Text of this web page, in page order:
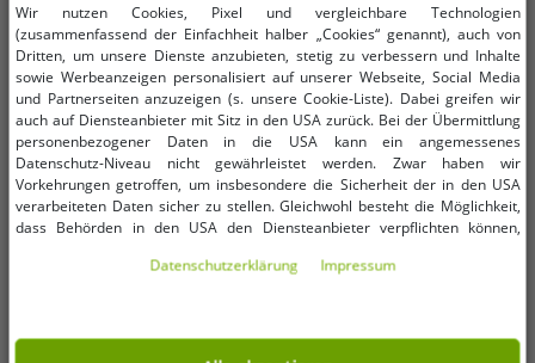
Verfügbare Größen
36/38
stylischer Strick-Rock 970081
Verfügbare Größen
Echtleder-Imitat mit Kellerfalten
Wir nutzen Cookies, Pixel und vergleichbare Technologien
(zusammenfassend der Einfachheit halber „Cookies“ genannt), auch von
Dritten, um unsere Dienste anzubieten, stetig zu verbessern und Inhalte
sowie Werbeanzeigen personalisiert auf unserer Webseite, Social Media
und Partnerseiten anzuzeigen (s. unsere Cookie-Liste). Dabei greifen wir
auch auf Diensteanbieter mit Sitz in den USA zurück. Bei der Übermittlung
personenbezogener Daten in die USA kann ein angemessenes
Datenschutz-Niveau nicht gewährleistet werden. Zwar haben wir
Vorkehrungen getroffen, um insbesondere die Sicherheit der in den USA
verarbeiteten Daten sicher zu stellen. Gleichwohl besteht die Möglichkeit,
dass Behörden in den USA den Diensteanbieter verpflichten können,
im Einzelfall auf Basis entsprechender US-Gesetzgebung, ein wirksamer
Zugriff informiert wirst. Mit Deiner Einwilligung gem. Art. 49 Abs. 1 lit. a
DSGVO erklärst Du Dich in die Übermittlung in die USA für einverstanden
Daten­schutz­erklärung Impressum